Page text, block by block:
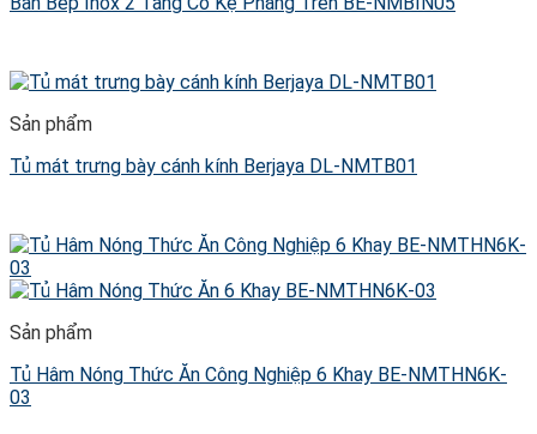
Sản phẩm
Tủ mát trưng bày cánh kính Berjaya DL-NMTB01
Sản phẩm
Tủ Hâm Nóng Thức Ăn Công Nghiệp 6 Khay BE-NMTHN6K-
03